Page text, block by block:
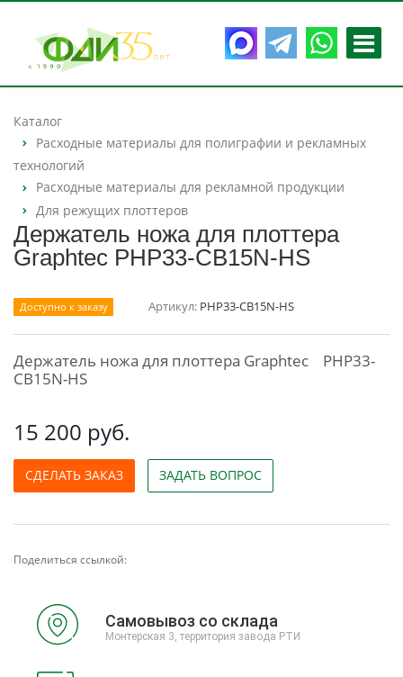
Каталог
Расходные материалы для полиграфии и рекламных
технологий
Расходные материалы для рекламной продукции
Для режущих плоттеров
Держатель ножа для плоттера
Graphtec PHP33-CB15N-HS
Доступно к заказу Артикул: PHP33-CB15N-HS
Держатель ножа для плоттера Graphtec PHP33-
CB15N-HS
15 200 руб.
СДЕЛАТЬ ЗАКАЗ ЗАДАТЬ ВОПРОС
Поделиться ссылкой:
Самовывоз со склада
Монтерская 3, территория завода РТИ